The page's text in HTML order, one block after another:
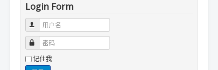
Login Form
用户名
密码
记住我